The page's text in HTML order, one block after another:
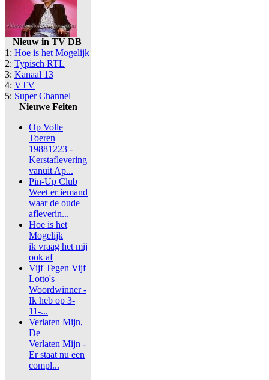
Nieuw in TV DB
1: Hoe is het Mogelijk
2: Typisch RTL
3: Kanaal 13
4: VTV
5: Super Channel
Nieuwe Feiten
Op Volle
Toeren
19881223 -
Kerstaflevering
vanuit Ap...
Pin-Up Club
Weet er iemand
waar de oude
afleverin...
Hoe is het
Mogelijk
ik vraag het mij
ook af
Vijf Tegen Vijf
Lotto's
Woordwinner -
Ik heb op 3-
11-...
Verlaten Mijn,
De
Verlaten Mijn -
Er staat nu een
compl...